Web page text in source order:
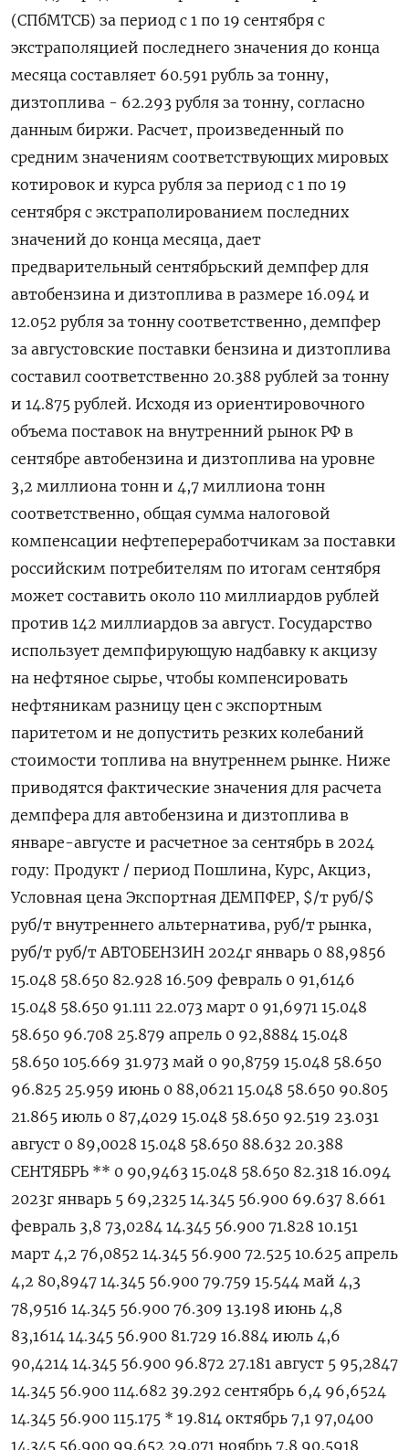
(СПбМТСБ) за период с 1 по 19 сентября с
экстраполяцией последнего значения до конца
месяца составляет 60.591 рубль за тонну,
дизтоплива - 62.293 рубля за тонну, согласно
данным биржи. Расчет, произведенный по
средним значениям соответствующих мировых
котировок и курса рубля за период с 1 по 19
сентября с экстраполированием последних
значений до конца месяца, дает
предварительный сентябрьский демпфер для
автобензина и дизтоплива в размере 16.094 и
12.052 рубля за тонну соответственно, демпфер
за августовские поставки бензина и дизтоплива
составил соответственно 20.388 рублей за тонну
и 14.875 рублей. Исходя из ориентировочного
объема поставок на внутренний рынок РФ в
сентябре автобензина и дизтоплива на уровне
3,2 миллиона тонн и 4,7 миллиона тонн
соответственно, общая сумма налоговой
компенсации нефтепереработчикам за поставки
российским потребителям по итогам сентября
может составить около 110 миллиардов рублей
против 142 миллиардов за август. Государство
использует демпфирующую надбавку к акцизу
на нефтяное сырье, чтобы компенсировать
нефтяникам разницу цен с экспортным
паритетом и не допустить резких колебаний
стоимости топлива на внутреннем рынке. Ниже
приводятся фактические значения для расчета
демпфера для автобензина и дизтоплива в
январе-августе и расчетное за сентябрь в 2024
году: Продукт / период Пошлина, Курс, Акциз,
Условная цена Экспортная ДЕМПФЕР, $/т руб/$
руб/т внутреннего альтернатива, руб/т рынка,
руб/т руб/т АВТОБЕНЗИН 2024г январь 0 88,9856
15.048 58.650 82.928 16.509 февраль 0 91,6146
15.048 58.650 91.111 22.073 март 0 91,6971 15.048
58.650 96.708 25.879 апрель 0 92,8884 15.048
58.650 105.669 31.973 май 0 90,8759 15.048 58.650
96.825 25.959 июнь 0 88,0621 15.048 58.650 90.805
21.865 июль 0 87,4029 15.048 58.650 92.519 23.031
август 0 89,0028 15.048 58.650 88.632 20.388
СЕНТЯБРЬ ** 0 90,9463 15.048 58.650 82.318 16.094
2023г январь 5 69,2325 14.345 56.900 69.637 8.661
февраль 3,8 73,0284 14.345 56.900 71.828 10.151
март 4,2 76,0852 14.345 56.900 72.525 10.625 апрель
4,2 80,8947 14.345 56.900 79.759 15.544 май 4,3
78,9516 14.345 56.900 76.309 13.198 июнь 4,8
83,1614 14.345 56.900 81.729 16.884 июль 4,6
90,4214 14.345 56.900 96.872 27.181 август 5 95,2847
14.345 56.900 114.682 39.292 сентябрь 6,4 96,6524
14.345 56.900 115.175 * 19.814 октябрь 7,1 97,0400
14.345 56.900 99.652 29.071 ноябрь 7,8 90,5918